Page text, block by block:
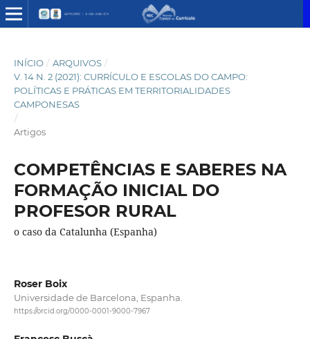
INÍCIO / ARQUIVOS /
V. 14 N. 2 (2021): CURRÍCULO E ESCOLAS DO CAMPO:
POLÍTICAS E PRÁTICAS EM TERRITORIALIDADES
CAMPONESAS
/
Artigos
COMPETÊNCIAS E SABERES NA
FORMAÇÃO INICIAL DO
PROFESOR RURAL
o caso da Catalunha (Espanha)
Roser Boix
Universidade de Barcelona, Espanha.
https://orcid.org/0000-0001-9000-7967